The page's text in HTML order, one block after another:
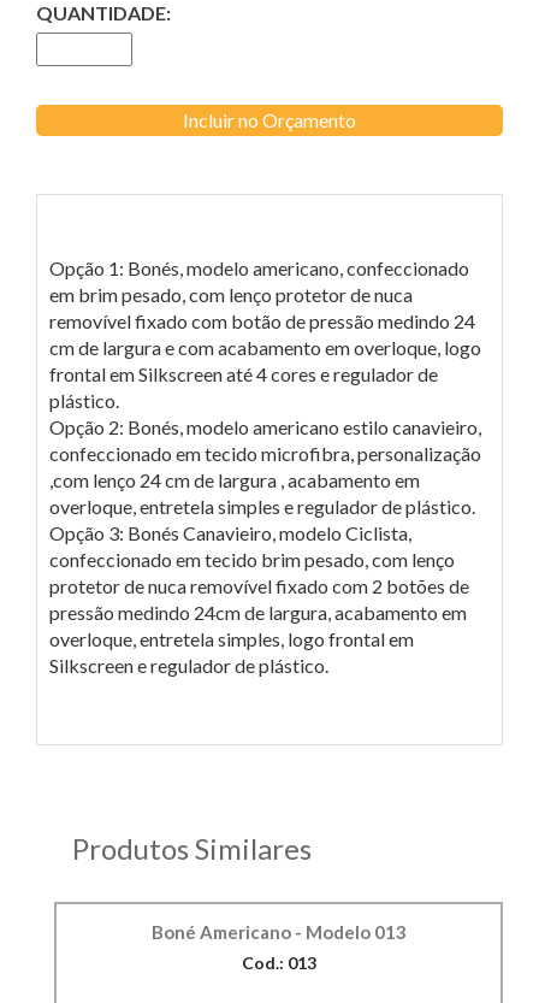
QUANTIDADE:
Incluir no Orçamento
Opção 1: Bonés, modelo americano, confeccionado
em brim pesado, com lenço protetor de nuca
removível fixado com botão de pressão medindo 24
cm de largura e com acabamento em overloque, logo
frontal em Silkscreen até 4 cores e regulador de
plástico.
Opção 2: Bonés, modelo americano estilo canavieiro,
confeccionado em tecido microfibra, personalização
,com lenço 24 cm de largura , acabamento em
overloque, entretela simples e regulador de plástico.
Opção 3: Bonés Canavieiro, modelo Ciclista,
confeccionado em tecido brim pesado, com lenço
protetor de nuca removível fixado com 2 botões de
pressão medindo 24cm de largura, acabamento em
overloque, entretela simples, logo frontal em
Silkscreen e regulador de plástico.
Produtos Similares
Boné Americano - Modelo 013
Cod.: 013